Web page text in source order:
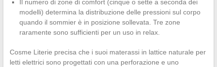
Il numero di zone di comfort (cinque o sette a seconda dei
modelli) determina la distribuzione delle pressioni sul corpo
quando il sommier è in posizione sollevata. Tre zone
raramente sono sufficienti per un uso in relax.
Cosme Literie precisa che i suoi materassi in lattice naturale per
letti elettrici sono progettati con una perforazione e uno